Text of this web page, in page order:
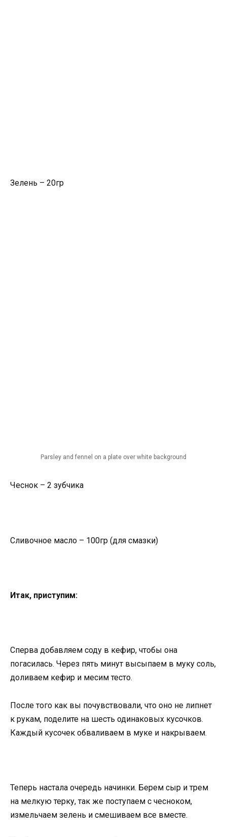
Зелень – 20гр
Parsley and fennel on a plate over white background
Чеснок – 2 зубчика
Сливочное масло – 100гр (для смазки)
Итак, приступим:
Сперва добавляем соду в кефир, чтобы она
погасилась. Через пять минут высыпаем в муку соль,
доливаем кефир и месим тесто.
После того как вы почувствовали, что оно не липнет
к рукам, поделите на шесть одинаковых кусочков.
Каждый кусочек обваливаем в муке и накрываем.
Теперь настала очередь начинки. Берем сыр и трем
на мелкую терку, так же поступаем с чесноком,
измельчаем зелень и смешиваем все вместе.